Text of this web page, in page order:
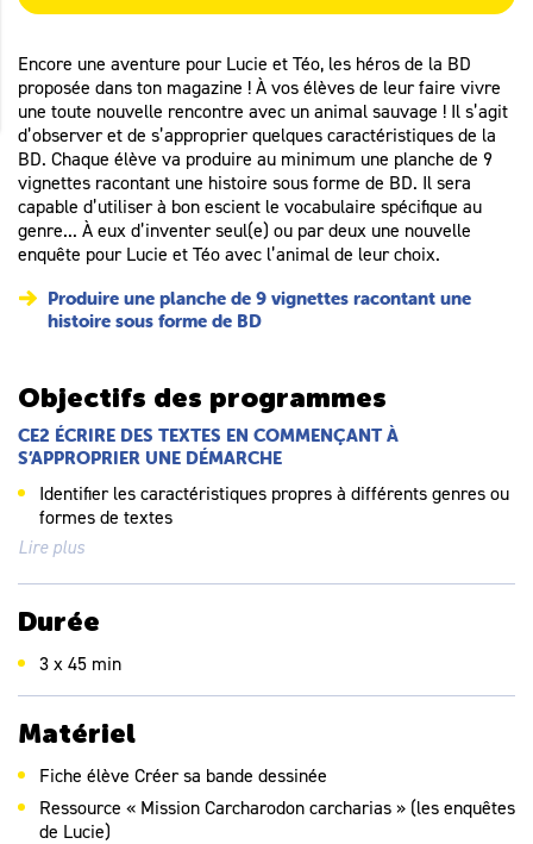
Encore une aventure pour Lucie et Téo, les héros de la BD
proposée dans ton magazine ! À vos élèves de leur faire vivre
une toute nouvelle rencontre avec un animal sauvage ! Il s’agit
d’observer et de s’approprier quelques caractéristiques de la
BD. Chaque élève va produire au minimum une planche de 9
vignettes racontant une histoire sous forme de BD. Il sera
capable d’utiliser à bon escient le vocabulaire spécifique au
genre... À eux d’inventer seul(e) ou par deux une nouvelle
enquête pour Lucie et Téo avec l’animal de leur choix.
Produire une planche de 9 vignettes racontant une
histoire sous forme de BD
Objectifs des programmes
CE2 ÉCRIRE DES TEXTES EN COMMENÇANT À
S’APPROPRIER UNE DÉMARCHE
Identifier les caractéristiques propres à différents genres ou
formes de textes
Mettre en oeuvre une démarche d’écriture de textes :
CM1 RÉDIGER DES ÉCRITS VARIÉS
Connaître les caractéristiques principales des différents
Mettre en oeuvre une démarche de rédaction de textes
Lire plus
Durée
3 x 45 min
Matériel
Fiche élève Créer sa bande dessinée
Ressource « Mission Carcharodon carcharias » (les enquêtes
de Lucie)